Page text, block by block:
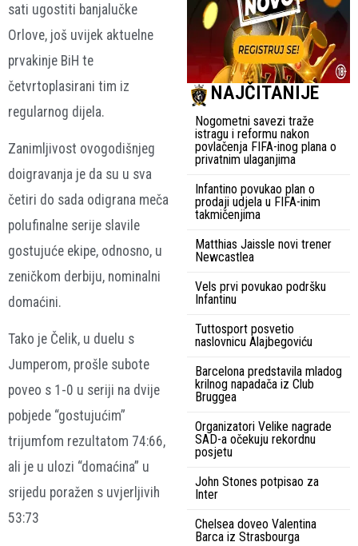
sati ugostiti banjalučke
Orlove, još uvijek aktuelne
prvakinje BiH te
četvrtoplasirani tim iz
regularnog dijela.
Zanimljivost ovogodišnjeg
doigravanja je da su u sva
četiri do sada odigrana meča
polufinalne serije slavile
gostujuće ekipe, odnosno, u
zeničkom derbiju, nominalni
domaćini.
Tako je Čelik, u duelu s
Jumperom, prošle subote
poveo s 1-0 u seriji na dvije
pobjede “gostujućim”
trijumfom rezultatom 74:66,
ali je u ulozi “domaćina” u
srijedu poražen s uvjerljivih
53:73
NAJČITANIJE
Nogometni savezi traže
istragu i reformu nakon
povlačenja FIFA-inog plana o
privatnim ulaganjima
Infantino povukao plan o
prodaji udjela u FIFA-inim
takmičenjima
Matthias Jaissle novi trener
Newcastlea
Vels prvi povukao podršku
Infantinu
Tuttosport posvetio
naslovnicu Alajbegoviću
Barcelona predstavila mladog
krilnog napadača iz Club
Bruggea
Organizatori Velike nagrade
SAD-a očekuju rekordnu
posjetu
John Stones potpisao za
Inter
Chelsea doveo Valentina
Barca iz Strasbourga